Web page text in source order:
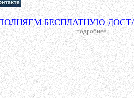
БЕСПЛАТНУЮ
подробнее